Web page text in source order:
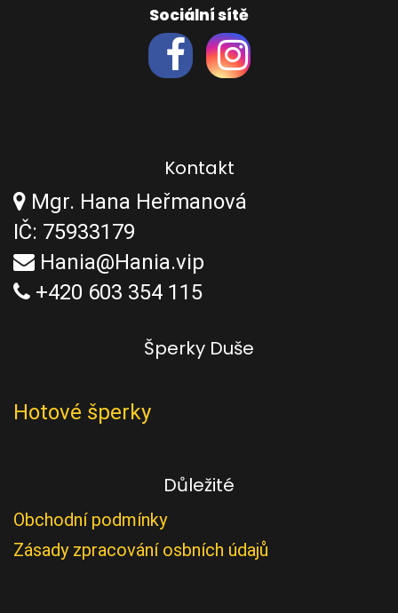
Sociální sítě
Kontakt
Mgr. Hana Heřmanová
IČ: 75933179
Hania@Hania.vip
+420 603 354 115
Šperky Duše
Hotové šperky
Důležité
Obchodní podmínky
Zásady zpracování osbních údajů